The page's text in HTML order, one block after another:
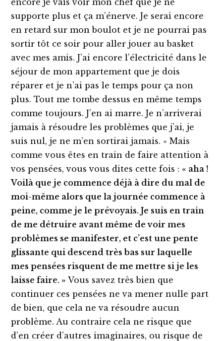
encore je vais voir mon chef que je ne
supporte plus et ça m’énerve. Je serai encore
en retard sur mon boulot et je ne pourrai pas
sortir tôt ce soir pour aller jouer au basket
avec mes amis. J’ai encore l’électricité dans le
séjour de mon appartement que je dois
réparer et je n’ai pas le temps pour ça non
plus. Tout me tombe dessus en même temps
comme toujours. J’en ai marre. Je n’arriverai
jamais à résoudre les problèmes que j’ai, je
suis nul, je ne m’en sortirai jamais. » Mais
comme vous êtes en train de faire attention à
vos pensées, vous vous dites cette fois : « aha !
Voilà que je commence déjà à dire du mal de
moi-même alors que la journée commence à
peine, comme je le prévoyais. Je suis en train
de me détruire avant même de voir mes
problèmes se manifester, et c’est une pente
glissante qui descend très bas sur laquelle
mes pensées risquent de me mettre si je les
laisse faire. » Vous savez très bien que
continuer ces pensées ne va mener nulle part
de bien, que cela ne va résoudre aucun
problème. Au contraire cela ne risque que
d’en créer d’autres imaginaires, ou risque de